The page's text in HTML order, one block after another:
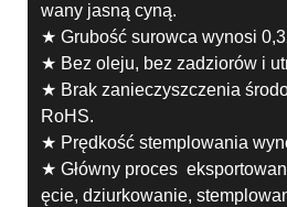
wany jasną cyną.
★ Grubość surowca wynosi
★ Bez oleju, bez zadziorów i
★ Brak zanieczyszczenia
RoHS.
★ Prędkość stemplowania
★ Główny proces
ęcie, dziurkowanie,